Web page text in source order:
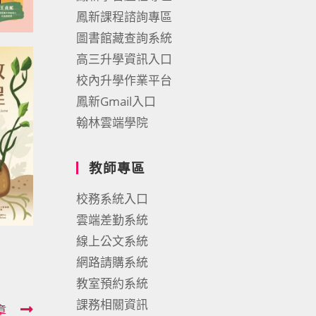
鳳新課程諮詢專區
圖書館藏查詢系統
高三升學資訊入口
校內升學作業平台
鳳新Gmail入口
翰林雲端學院
教師專區
校務系統入口
雲端差勤系統
線上公文系統
網路請購系統
教室預約系統
課務相關資訊